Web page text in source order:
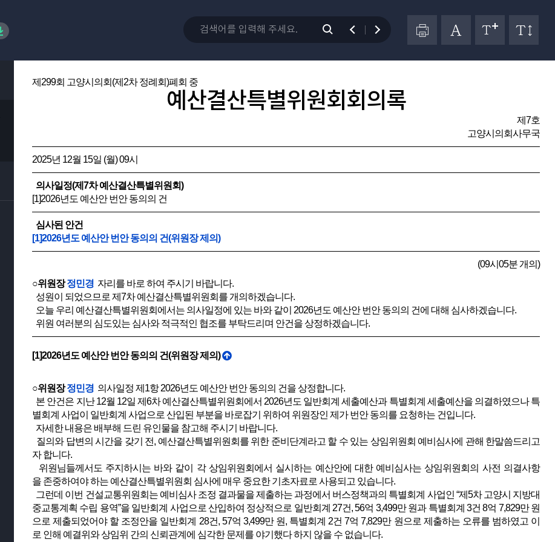
제299회 고양시의회(제2차 정례회)폐회 중
예산결산특별위원회회의록
제7호
고양시의회사무국
2025년 12월 15일 (월) 09시
의사일정(제7차 예산결산특별위원회)
[1]2026년도 예산안 번안 동의의 건
심사된 안건
[1]2026년도 예산안 번안 동의의 건(위원장 제의)
(09시05분 개의)
○위원장정민경 자리를 바로 하여 주시기 바랍니다.
성원이 되었으므로 제7차 예산결산특별위원회를 개의하겠습니다.
오늘 우리 예산결산특별위원회에서는 의사일정에 있는 바와 같이 2026년도 예산안 번안 동의의 건에 대해 심사하겠습니다.
위원 여러분의 심도있는 심사와 적극적인 협조를 부탁드리며 안건을 상정하겠습니다.
[1]2026년도 예산안 번안 동의의 건(위원장 제의)
○위원장정민경 의사일정 제1항 2026년도 예산안 번안 동의의 건을 상정합니다.
본 안건은 지난 12월 12일 제6차 예산결산특별위원회에서 2026년도 일반회계 세출예산과 특별회계 세출예산을 의결하였으나 특
별회계 사업이 일반회계 사업으로 산입된 부분을 바로잡기 위하여 위원장인 제가 번안 동의를 요청하는 건입니다.
자세한 내용은 배부해 드린 유인물을 참고해 주시기 바랍니다.
질의와 답변의 시간을 갖기 전, 예산결산특별위원회를 위한 준비단계라고 할 수 있는 상임위원회 예비심사에 관해 한말씀드리고
자 합니다.
위원님들께서도 주지하시는 바와 같이 각 상임위원회에서 실시하는 예산안에 대한 예비심사는 상임위원회의 사전 의결사항
을 존중하여야 하는 예산결산특별위원회 심사에 매우 중요한 기초자료로 사용되고 있습니다.
그런데 이번 건설교통위원회는 예비심사 조정 결과물을 제출하는 과정에서 버스정책과의 특별회계 사업인 “제5차 고양시 지방대
중교통계획 수립 용역”을 일반회계 사업으로 산입하여 정상적으로 일반회계 27건, 56억 3,499만 원과 특별회계 3건 8억 7,829만 원
으로 제출되었어야 할 조정안을 일반회계 28건, 57억 3,499만 원, 특별회계 2건 7억 7,829만 원으로 제출하는 오류를 범하였고 이
로 인해 예결위와 상임위 간의 신뢰관계에 심각한 문제를 야기했다 하지 않을 수 없습니다.